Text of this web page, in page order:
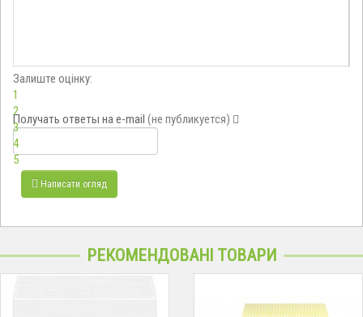
Залиште оцінку:
1
2
3
4
5
Получать ответы на e-mail (не публикуется)
Написати огляд
РЕКОМЕНДОВАНІ ТОВАРИ